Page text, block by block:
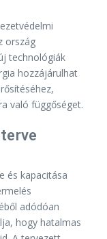
ország
technológiák
hozzájárulhat
való függőséget.
és kapacitása
adódóan
hogy hatalmas